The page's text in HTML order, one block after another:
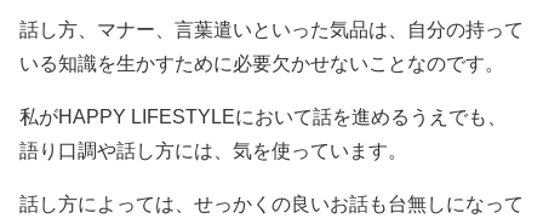
話し方、マナー、言葉遣いといった気品は、自分の持って
いる知識を生かすために必要欠かせないことなのです。
私がHAPPY LIFESTYLEにおいて話を進めるうえでも、
語り口調や話し方には、気を使っています。
話し方によっては、せっかくの良いお話も台無しになって